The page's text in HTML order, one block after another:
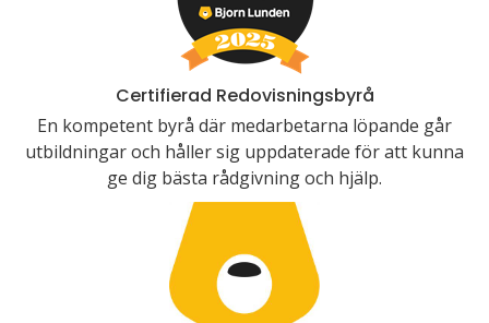
Certifierad Redovisningsbyrå
En kompetent byrå där medarbetarna löpande går
utbildningar och håller sig uppdaterade för att kunna
ge dig bästa rådgivning och hjälp.